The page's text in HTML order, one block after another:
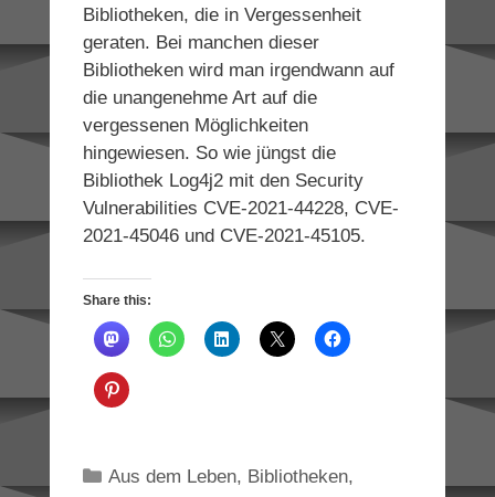
Bibliotheken, die in Vergessenheit
geraten. Bei manchen dieser
Bibliotheken wird man irgendwann auf
die unangenehme Art auf die
vergessenen Möglichkeiten
hingewiesen. So wie jüngst die
Bibliothek Log4j2 mit den Security
Vulnerabilities CVE-2021-44228, CVE-
2021-45046 und CVE-2021-45105.
Share this:
Categories
Aus dem Leben, Bibliotheken,